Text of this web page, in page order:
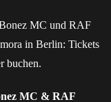
MC & RAF